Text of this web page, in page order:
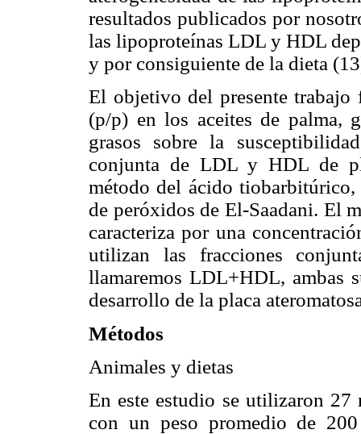
resultados publicados por
las lipoproteínas LDL y HDL
y por consiguiente de la dieta
El objetivo del presente trabajo
(p/p) en los aceites de palma,
grasos sobre la
conjunta de LDL y HDL de
método del ácido
de peróxidos de El-Saadani. El
caracteriza por una
utilizan las fracciones
llamaremos LDL+HDL, ambas
desarrollo de la placa
Métodos
Animales y dietas
En este estudio se utilizaron 27
con un peso promedio de